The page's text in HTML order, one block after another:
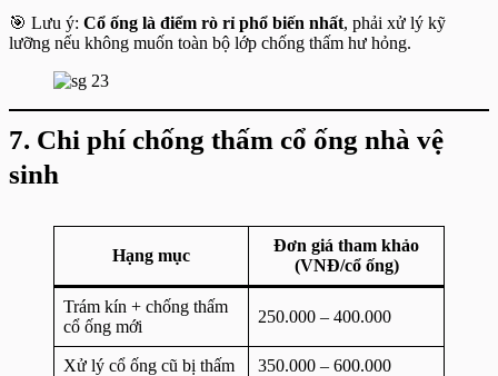
🎯 Lưu ý: Cổ ống là điểm rò rỉ phổ biến nhất, phải xử lý kỹ
lưỡng nếu không muốn toàn bộ lớp chống thấm hư hỏng.
7. Chi phí chống thấm cổ ống nhà vệ
sinh
Hạng mục
Đơn giá tham khảo
(VNĐ/cổ ống)
Trám kín + chống thấm
cổ ống mới
250.000 – 400.000
Xử lý cổ ống cũ bị thấm 350.000 – 600.000